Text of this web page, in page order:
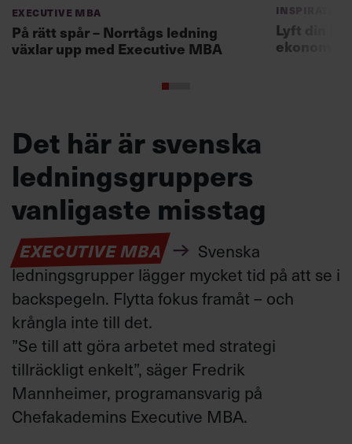
Executive MBA
På rätt spår – Norrtågs ledning
växlar upp med Executive MBA
Inspiration
Lyft din
ekonomi
Det här är svenska
ledningsgruppers
vanligaste misstag
EXECUTIVE MBA
Svenska
ledningsgrupper lägger mycket tid på att se i
backspegeln. Flytta fokus framåt– och
krångla inte till det.
”Se till att göra arbetet med strategi
tillräckligt enkelt”, säger Fredrik
Mannheimer, programansvarig på
Chefakademins Executive MBA.